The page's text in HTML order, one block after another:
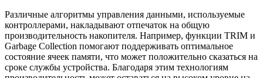
Различные алгоритмы управления данными, используемые
контроллерами, накладывают отпечаток на общую
производительность накопителя. Например, функции TRIM и
Garbage Collection помогают поддерживать оптимальное
состояние ячеек памяти, что может положительно сказаться на
сроке службы устройства. Благодаря этим технологиям